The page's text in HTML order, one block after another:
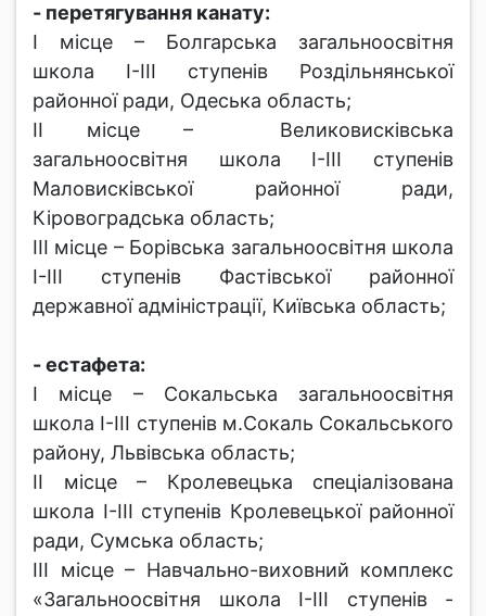
- перетягування канату:
І місце – Болгарська загальноосвітня
школа І-ІІІ ступенів Роздільнянської
районної ради, Одеська область;
ІІ місце – Великовисківська
загальноосвітня школа І-ІІІ ступенів
Маловисківської районної ради,
Кіровоградська область;
ІІІ місце – Борівська загальноосвітня школа
І-ІІІ ступенів Фастівської районної
державної адміністрації, Київська область;
- естафета:
І місце – Сокальська загальноосвітня
школа І-ІІІ ступенів м.Сокаль Сокальського
району, Львівська область;
ІІ місце – Кролевецька спеціалізована
школа І-ІІІ ступенів Кролевецької районної
ради, Сумська область;
ІІІ місце – Навчально-виховний комплекс
«Загальноосвітня школа І-ІІІ ступенів -